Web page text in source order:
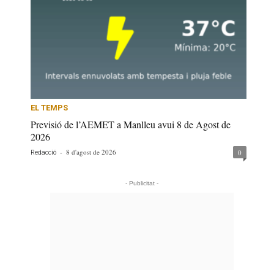
EL TEMPS
Previsió de l’AEMET a Manlleu avui 8 de Agost de
2026
Redacció - 8 d'agost de 2026 0
- Publicitat -